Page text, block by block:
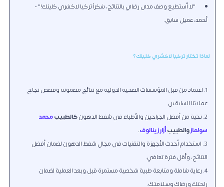
"لا أستطيع وصف مدى رضاي بالنتائج، شكراً تركيا لاكشري كلينك!" -
أحمد، عميل سابق.
لماذا تختار تركيا لاكشري كلينك؟
اعتماد من قبل المؤسسات الصحية الدولية مع نتائج مضمونة وقصص نجاح
عملائنا السابقين
نخبة من أفضل الجراحين والأطباء في شفط الدهونكالطبيبمحمد
سولمازوالطبيبأزار زينالوف.
استخدام أحدث الأجهزة والتقنيات في مجال شفط الدهون لضمان أفضل
النتائج، وأقل فترة تعافي.
رعاية شاملة ومتابعة طبية شخصية مستمرة قبل وبعد العملية لضمان
راحتك ورضاك وسلامتك.